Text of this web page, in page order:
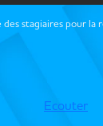
stagiaires pour la
Ecouter